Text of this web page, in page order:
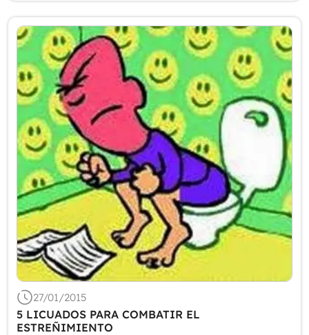
27/01/2015
5 LICUADOS PARA COMBATIR EL
ESTREÑIMIENTO